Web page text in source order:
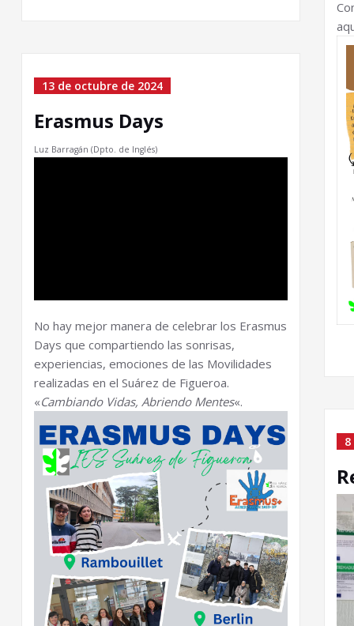
13 de octubre de 2024
Erasmus Days
Luz Barragán (Dpto. de Inglés)
No hay mejor manera de celebrar los Erasmus
Days que compartiendo las sonrisas,
experiencias, emociones de las Movilidades
realizadas en el Suárez de Figueroa.
«Cambiando Vidas, Abriendo Mentes«.